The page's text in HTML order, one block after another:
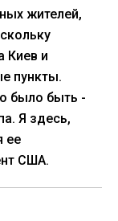
жителей,
Киев и
пункты.
было быть -
Я здесь,
ее
США.